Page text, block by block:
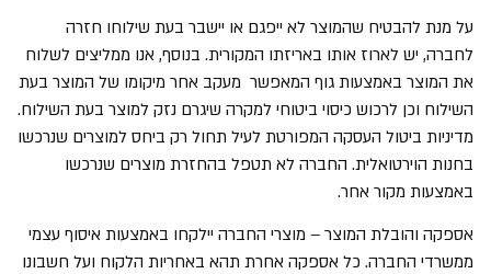
על מנת להבטיח שהמוצר לא ייפגם או יישבר בעת שילוחו חזרה
לחברה, יש לארוז אותו באריזתו המקורית. בנוסף, אנו ממליצים לשלוח
את המוצר באמצעות גוף המאפשר מעקב אחר מיקומו של המוצר בעת
השילוח וכן לרכוש כיסוי ביטוחי למקרה שיגרם נזק למוצר בעת השילוח.
מדיניות ביטול העסקה המפורטת לעיל תחול רק ביחס למוצרים שנרכשו
בחנות הוירטואלית. החברה לא תטפל בהחזרת מוצרים שנרכשו
באמצעות מקור אחר.
אספקה והובלת המוצר – מוצרי החברה יילקחו באמצעות איסוף עצמי
ממשרדי החברה. כל אספקה אחרת תהא באחריות הלקוח ועל חשבונו